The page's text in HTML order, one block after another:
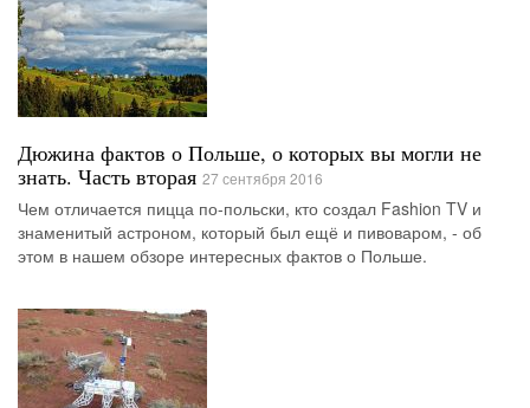
Дюжина фактов о Польше, о которых вы могли не
знать. Часть вторая 27 сентября 2016
Чем отличается пицца по-польски, кто создал Fashion TV и
знаменитый астроном, который был ещё и пивоваром, - об
этом в нашем обзоре интересных фактов о Польше.